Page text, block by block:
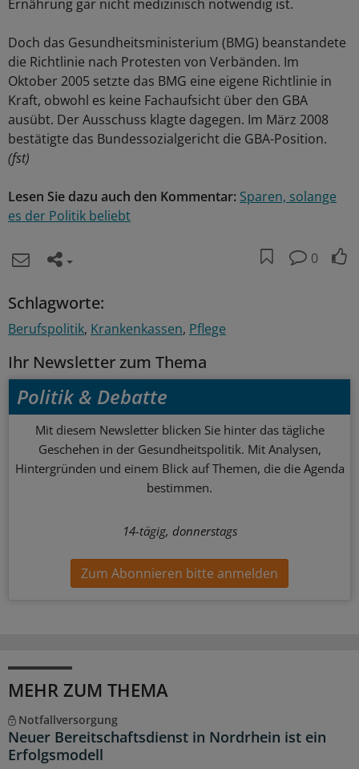
Ernährung gar nicht medizinisch notwendig ist.
Doch das Gesundheitsministerium (BMG) beanstandete
die Richtlinie nach Protesten von Verbänden. Im
Oktober 2005 setzte das BMG eine eigene Richtlinie in
Kraft, obwohl es keine Fachaufsicht über den GBA
ausübt. Der Ausschuss klagte dagegen. Im März 2008
bestätigte das Bundessozialgericht die GBA-Position.
(fst)
Lesen Sie dazu auch den Kommentar: Sparen, solange
es der Politik beliebt
0
Schlagworte:
Berufspolitik Krankenkassen Pflege
Ihr Newsletter zum Thema
Politik & Debatte
Mit diesem Newsletter blicken Sie hinter das tägliche
Geschehen in der Gesundheitspolitik. Mit Analysen,
Hintergründen und einem Blick auf Themen, die die Agenda
bestimmen.
14-tägig, donnerstags
Zum Abonnieren bitte anmelden
MEHR ZUM THEMA
Notfallversorgung
Neuer Bereitschaftsdienst in Nordrhein ist ein
Erfolgsmodell